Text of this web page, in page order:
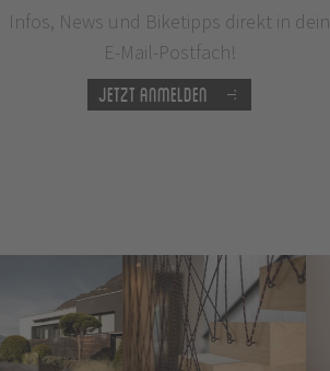
Infos, News und Biketipps direkt in dein
E-Mail-Postfach!
Jetzt anmelden